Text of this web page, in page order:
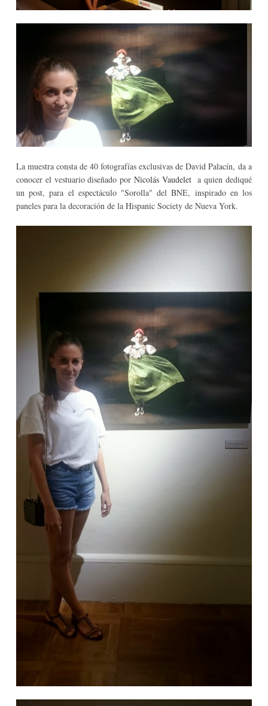
La muestra consta de 40 fotografías exclusivas de David Palacín, da a
conocer el vestuario diseñado por Nicolás Vaudeleta quien dediqué
un post, para el espectáculo "Sorolla" del BNE, inspirado en los
paneles para la decoración de la Hispanic Society de Nueva York.